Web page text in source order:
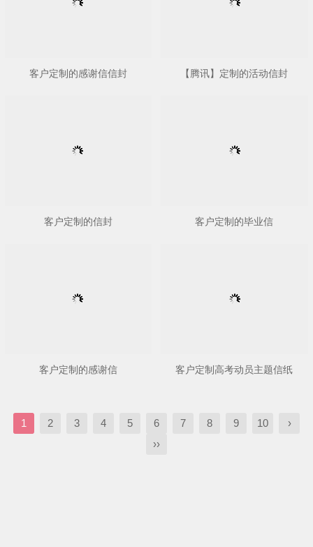
客户定制的感谢信信封 【腾讯】定制的活动信封
客户定制的信封 客户定制的毕业信
客户定制的感谢信 客户定制高考动员主题信纸
1 2 3 4 5 6 7 8 9 10
›
››